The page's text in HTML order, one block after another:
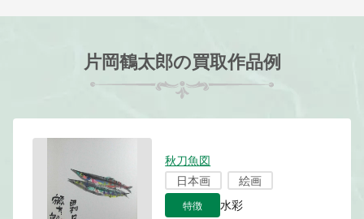
片岡鶴太郎の買取作品例
秋刀魚図
日本画
絵画
特徴 水彩